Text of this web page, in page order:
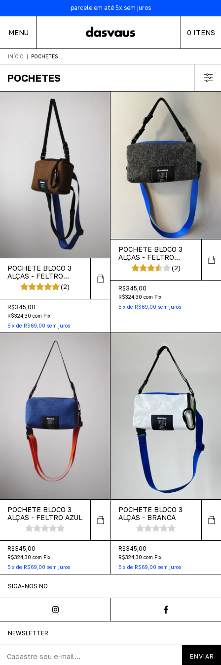
parcele em até 5x sem juros
FRETE GRÁTIS nas compras acima de R$700
MENU 0 ITENS
INÍCIO | POCHETES
POCHETES
POCHETE BLOCO 3
ALÇAS - FELTRO
MARROM
(2)
R$345,00
R$324,30 com Pix
5 x de R$69,00 sem juros
POCHETE BLOCO 3
ALÇAS - FELTRO
CHUMBO
(2)
R$345,00
R$324,30 com Pix
5 x de R$69,00 sem juros
POCHETE BLOCO 3
ALÇAS - FELTRO AZUL
R$345,00
R$324,30 com Pix
5 x de R$69,00 sem juros
POCHETE BLOCO 3
ALÇAS - BRANCA
R$345,00
R$324,30 com Pix
5 x de R$69,00 sem juros
SIGA-NOS NO
NEWSLETTER